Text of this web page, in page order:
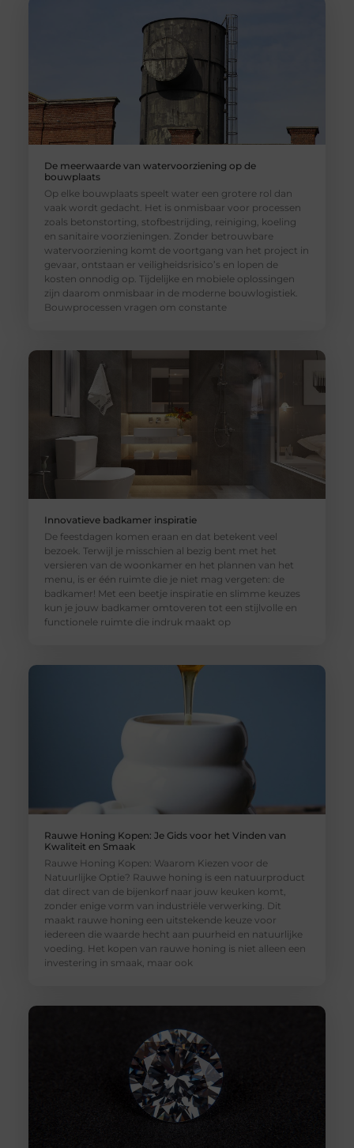
De meerwaarde van watervoorziening op de
bouwplaats
Op elke bouwplaats speelt water een grotere rol dan
vaak wordt gedacht. Het is onmisbaar voor processen
zoals betonstorting, stofbestrijding, reiniging, koeling
en sanitaire voorzieningen. Zonder betrouwbare
watervoorziening komt de voortgang van het project in
gevaar, ontstaan er veiligheidsrisico’s en lopen de
kosten onnodig op. Tijdelijke en mobiele oplossingen
zijn daarom onmisbaar in de moderne bouwlogistiek.
Bouwprocessen vragen om constante
Innovatieve badkamer inspiratie
De feestdagen komen eraan en dat betekent veel
bezoek. Terwijl je misschien al bezig bent met het
versieren van de woonkamer en het plannen van het
menu, is er één ruimte die je niet mag vergeten: de
badkamer! Met een beetje inspiratie en slimme keuzes
kun je jouw badkamer omtoveren tot een stijlvolle en
functionele ruimte die indruk maakt op
Rauwe Honing Kopen: Je Gids voor het Vinden van
Kwaliteit en Smaak
Rauwe Honing Kopen: Waarom Kiezen voor de
Natuurlijke Optie? Rauwe honing is een natuurproduct
dat direct van de bijenkorf naar jouw keuken komt,
zonder enige vorm van industriële verwerking. Dit
maakt rauwe honing een uitstekende keuze voor
iedereen die waarde hecht aan puurheid en natuurlijke
voeding. Het kopen van rauwe honing is niet alleen een
investering in smaak, maar ook